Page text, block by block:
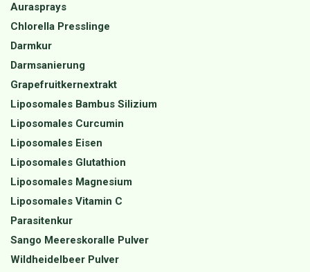
Aurasprays
Chlorella Presslinge
Darmkur
Darmsanierung
Grapefruitkernextrakt
Liposomales Bambus Silizium
Liposomales Curcumin
Liposomales Eisen
Liposomales Glutathion
Liposomales Magnesium
Liposomales Vitamin C
Parasitenkur
Sango Meereskoralle Pulver
Wildheidelbeer Pulver